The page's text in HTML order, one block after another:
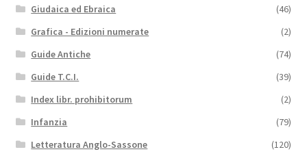
Giudaica ed Ebraica
(46)
Grafica - Edizioni numerate
(2)
Guide Antiche
(74)
Guide T.C.I.
(39)
Index libr. prohibitorum
(2)
Infanzia
(79)
Letteratura Anglo-Sassone
(120)